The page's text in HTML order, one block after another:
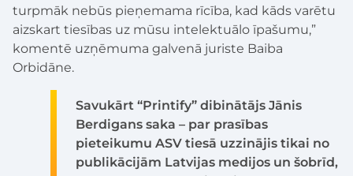
turpmāk nebūs pieņemama rīcība, kad kāds varētu
aizskart tiesības uz mūsu intelektuālo īpašumu,”
komentē uzņēmuma galvenā juriste Baiba
Orbidāne.
Savukārt “Printify” dibinātājs Jānis
Berdigans saka – par prasības
pieteikumu ASV tiesā uzzinājis tikai no
publikācijām Latvijas medijos un šobrīd,